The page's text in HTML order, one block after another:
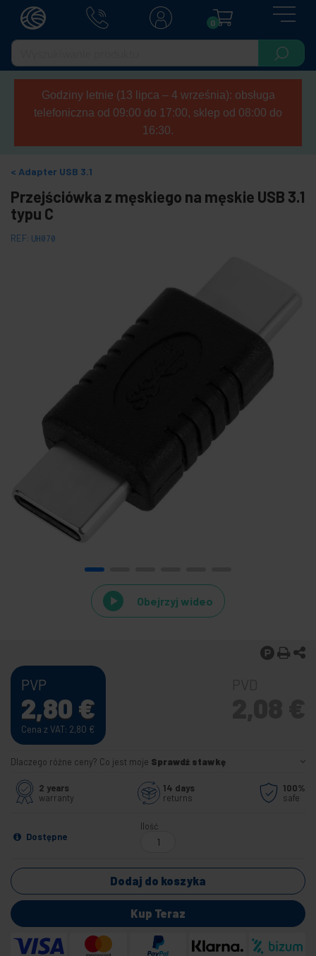
0
Godziny letnie (13 lipca – 4 września): obsługa
telefoniczna od 09:00 do 17:00, sklep od 08:00 do
16:30.
Adapter USB 3.1
Przejściówka z męskiego na męskie USB 3.1
typu C
REF: UH070
Obejrzyj wideo
PVP
2,80 €
Cena z VAT: 2,80 €
Dlaczego różne ceny? Co jest moje Sprawdź stawkę
2 years
warranty
14 days
returns
100%
safe
Dostępne
Ilość
Dodaj do koszyka
Kup Teraz